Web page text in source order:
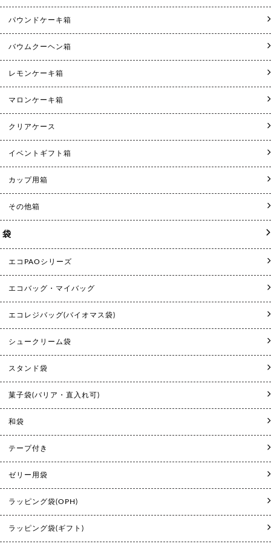
パウンドケーキ箱
バウムクーヘン箱
レモンケーキ箱
マロンケーキ箱
クリアケース
イベントギフト箱
カップ用箱
その他箱
袋
エコPAOシリーズ
エコバッグ・マイバッグ
エコレジバッグ(バイオマス袋)
シュークリーム袋
スタンド袋
菓子袋(バリア・直入れ可)
和袋
テープ付き
ゼリー用袋
ラッピング袋(OPH)
ラッピング袋(ギフト)